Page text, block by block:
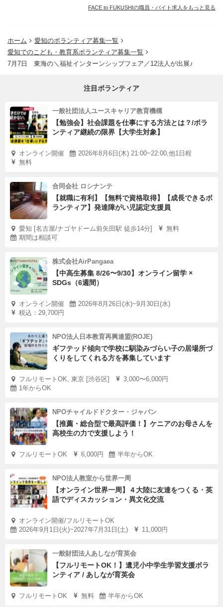
FACE to FUKUSHIの職員・バイト求人をもっと見る
ホーム
愛知のボランティア募集一覧
愛知でのこども・教育系ボランティア募集一覧
7月7日 東海の＼福祉インターンシップフェア／12法人が出展♪
注目ボランティア
一般社団法人ユースキャリア教育機構
【勉強会】社会課題を仕事にする方法とは？/ボラ
ンティア継続の限界【大学生対象】
オンライン開催
2026年8月6日(木) 21:00~22:00,他1日程
無料
合同会社 ロシナンテ
【就職に有利】【無料で資格取得】【成長できるボ
ランティア】発達障がい児認定支援員
愛知 [名古屋/ナゴヤドーム前矢田駅 徒歩14分]
無料
期間は相談可
株式会社AirPangaea
【中高生募集 8/26〜9/30】オンライン留学 ×
SDGs（6週間）
オンライン開催
2026年8月26日(水)~9月30日(水)
税込：29,700円
NPO法人日本教育再興連盟(ROJE)
ギフテッド傾向で学校に馴染みづらい子の居場所づ
くりをしてくれる方を募集しています
フルリモートOK, 東京 [渋谷区]
3,000〜6,000円
1年からOK
NPOチャイルドドクター・ジャパン
【推薦・総合型で最高評価！】ケニアのお母さんを
高校生の力で支援しよう！
フルリモートOK 6,000円 半年からOK
NPO法人教室から世界一周
【オンライン世界一周】４大陸に友達をつくる・英
語でディスカッション・異文化交流
オンライン開催/フルリモートOK
2026年9月1日(火)~2027年7月31日(土)
11,000円
一般財団法人あしなが育英会
【フルリモートOK！】遺児小中学生学習支援ボラ
ンティア / あしなが育英会
フルリモートOK 無料 半年からOK